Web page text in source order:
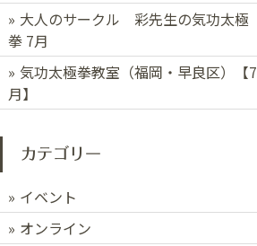
大人のサークル 彩先生の気功太極
拳 7月
気功太極拳教室（福岡・早良区）【7
月】
カテゴリー
イベント
オンライン